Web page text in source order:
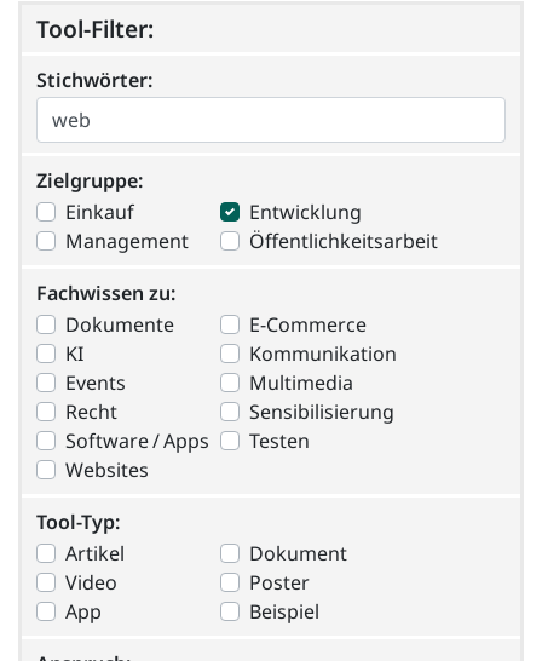
Tool-Filter:
Stichwörter:
Stichwörter:
Zielgruppe
Zielgruppe:
Einkauf
Entwicklung
Management
Öffentlichkeitsarbeit
Fachwissen zu
Fachwissen zu:
Dokumente
E-Commerce
KI
Kommunikation
Events
Multimedia
Recht
Sensibilisierung
Software / Apps
Testen
Websites
Tool-Typ
Tool-Typ:
Artikel
Dokument
Video
Poster
App
Beispiel